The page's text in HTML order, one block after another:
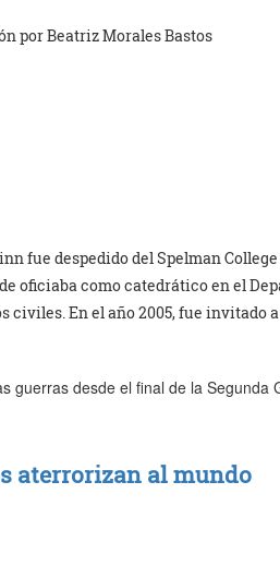
por Beatriz Morales Bastos
fue despedido del Spelman
oficiaba como catedrático en el
civiles. En el año 2005, fue invitado
guerras desde el final de la Segunda
aterrorizan al mundo